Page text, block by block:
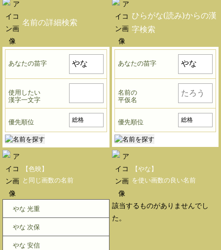
名前の詳細検索
あなたの苗字
使用したい
漢字一文字
優先順位
ひらがな(読み)からの漢
字検索
あなたの苗字
名前の
平仮名
優先順位
【色映】
と同じ画数の名前
やな 光重
やな 次保
やな 安信
【やな】
を使い画数の良い名前
該当するものがありませんでし
た。